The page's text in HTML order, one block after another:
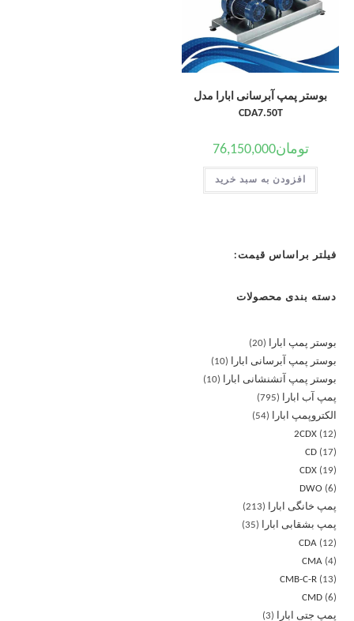
بوستر پمپ آبرسانی ابارا مدل
CDA7.50T
تومان76,150,000
افزودن به سبد خرید
فیلتر براساس قیمت:
دسته بندی محصولات
بوستر پمپ ابارا
20
بوستر پمپ آبرسانی ابارا
10
بوستر پمپ آتشنشانی ابارا
10
پمپ آب ابارا
795
الکتروپمپ ابارا
54
2CDX
12
CD
17
CDX
19
DWO
6
پمپ خانگی ابارا
213
پمپ بشقابی ابارا
35
CDA
12
CMA 4
CMB-C-R
13
CMD 6
پمپ جتی ابارا
3